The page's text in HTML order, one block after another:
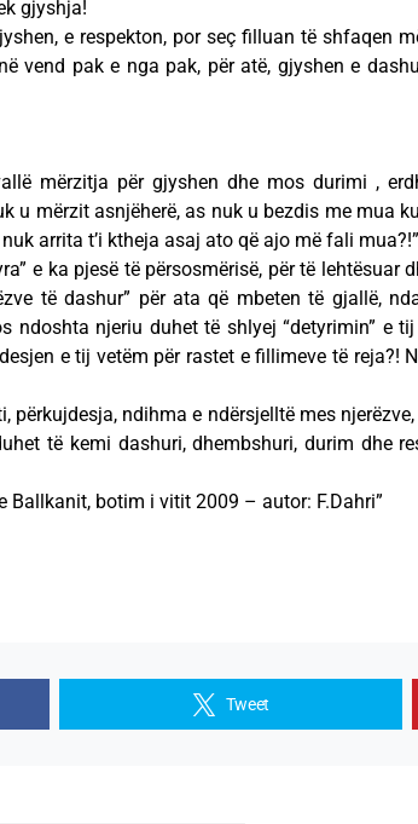
gjyshja!
e respekton, por seç filluan të shfaqen
vend pak e nga pak, për atë, gjyshen e
mërzitja për gjyshen dhe mos durimi ,
u mërzit asnjëherë, as nuk u bezdis me mua
arrita t’i ktheja asaj ato që ajo më fali mua?!”
e ka pjesë të përsosmërisë, për të lehtësuar
të dashur” për ata që mbeten të gjallë,
ndoshta njeriu duhet të shlyej “detyrimin” e
e tij vetëm për rastet e fillimeve të reja?!
përkujdesja, ndihma e ndërsjelltë mes
të kemi dashuri, dhembshuri, durim dhe
Ballkanit, botim i vitit 2009 – autor: F.Dahri”
Tweet